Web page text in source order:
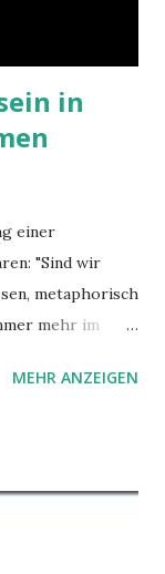
in
einer
"Sind wir
metaphorisch
mehr im
verstandenen
es Gründe
liegen scheinen.
MEHR ANZEIGEN